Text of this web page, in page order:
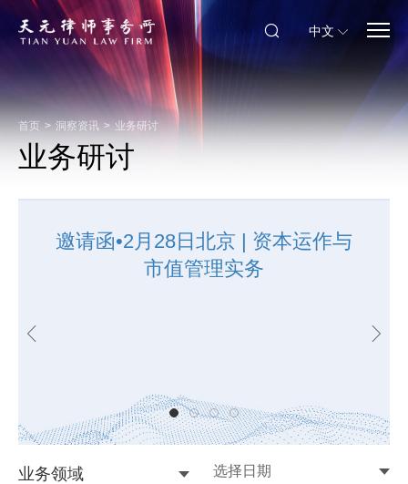
中文
首页 > 洞察资讯 > 业务研讨
业务研讨
6月27日 • 杭州丨创新型企业资本
市场高级论坛
邀请函•2月28日北京 | 资本运作与
市值管理实务
业务领域